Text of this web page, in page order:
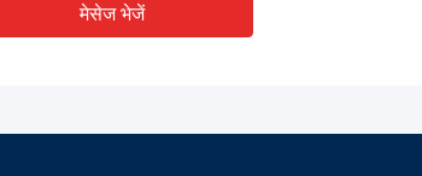
मेसेज भेजें